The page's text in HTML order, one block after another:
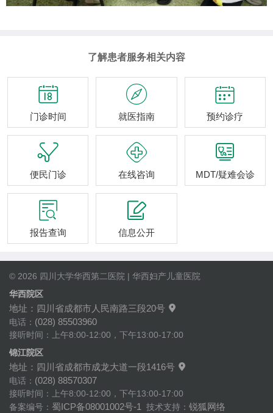
了解患者服务相关内容

门诊时间

就医指南

预约诊疗

便民门诊

在线咨询

MDT/疑难会诊

报告查询

信息公开
© 2026 四川大学华西第二医院 | 华西妇产儿童医院
华西院区
地址：四川省成都市人民南路三段20号 
电话： (028) 85503960
接听时间：上午8:00-12:00，下午13:00-17:00
锦江院区
地址：四川省成都市成龙大道一段1416号 
电话： (028) 88570307
接听时间：上午8:00-12:00，下午13:00-17:00
备案编号： 蜀ICP备08001002号-1 技术支持： 锐狐网络